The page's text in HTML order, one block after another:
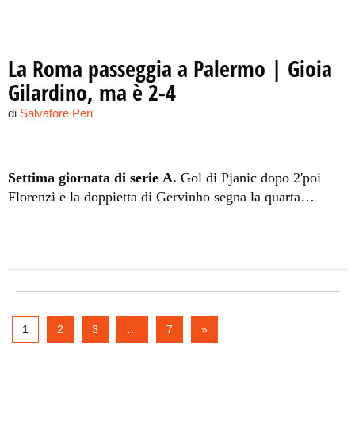
La Roma passeggia a Palermo | Gioia
Gilardino, ma è 2-4
di Salvatore Peri
Settima giornata di serie A. Gol di Pjanic dopo 2'poi
Florenzi e la doppietta di Gervinho segna la quarta
1 2 3 7 »